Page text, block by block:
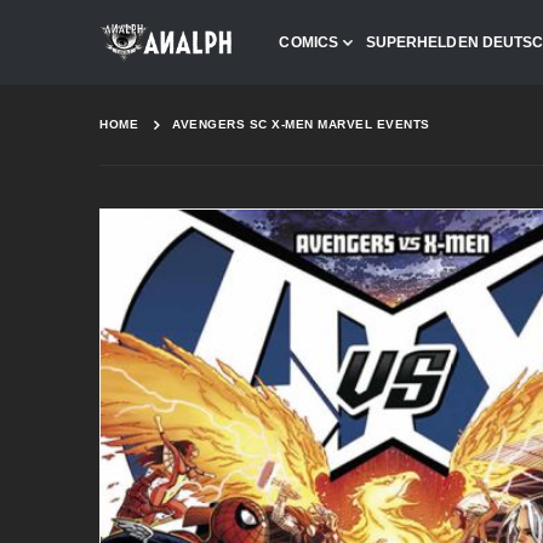
COMICS SUPERHELDEN
HOME AVENGERS SC X-MEN MARVEL EVENTS
end
of
the
images
gallery